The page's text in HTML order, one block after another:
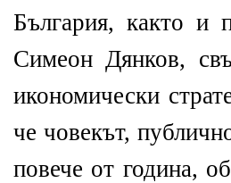
България, както и
Симеон Дянков,
икономически
че човекът,
повече от година,